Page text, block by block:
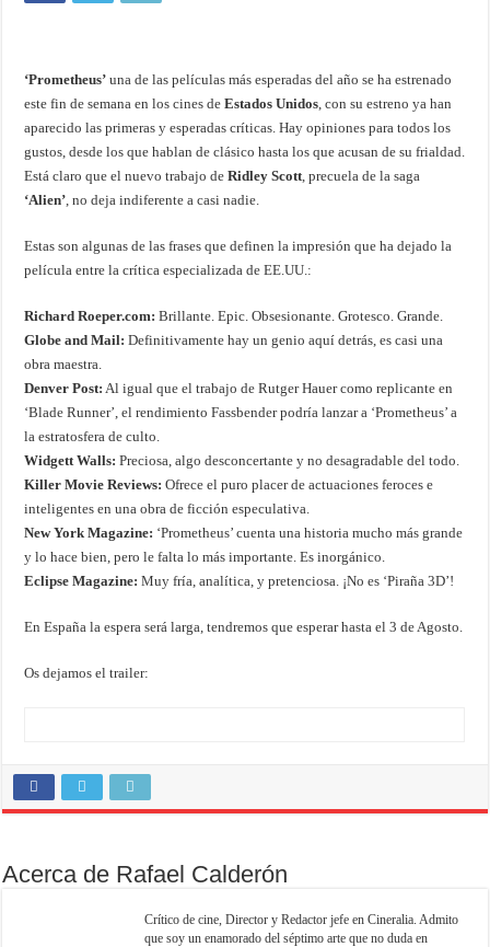
‘Prometheus’ una de las películas más esperadas del año se ha estrenado
este fin de semana en los cines deEstados Unidos, con su estreno ya han
aparecido las primeras y esperadas críticas. Hay opiniones para todos los
gustos, desde los que hablan de clásico hasta los que acusan de su frialdad.
Está claro que el nuevo trabajo deRidley Scott, precuela de la saga
‘Alien’, no deja indiferente a casi nadie.
Estas son algunas de las frases que definen la impresión que ha dejado la
película entre la crítica especializada de EE.UU.:
Richard Roeper.com: Brillante. Epic. Obsesionante. Grotesco. Grande.
Globe and Mail: Definitivamente hay un genio aquí detrás, es casi una
obra maestra.
Denver Post: Al igual que el trabajo de Rutger Hauer como replicante en
‘Blade Runner’, el rendimiento Fassbender podría lanzar a ‘Prometheus’ a
la estratosfera de culto.
Widgett Walls: Preciosa, algo desconcertante y no desagradable del todo.
Killer Movie Reviews: Ofrece el puro placer de actuaciones feroces e
inteligentes en una obra de ficción especulativa.
New York Magazine: ‘Prometheus’ cuenta una historia mucho más grande
y lo hace bien, pero le falta lo más importante. Es inorgánico.
Eclipse Magazine: Muy fría, analítica, y pretenciosa. ¡No es ‘Piraña 3D’!
En España la espera será larga, tendremos que esperar hasta el 3 de Agosto.
Os dejamos el trailer:
Acerca de Rafael Calderón
Crítico de cine, Director y Redactor jefe en Cineralia. Admito
que soy un enamorado del séptimo arte que no duda en